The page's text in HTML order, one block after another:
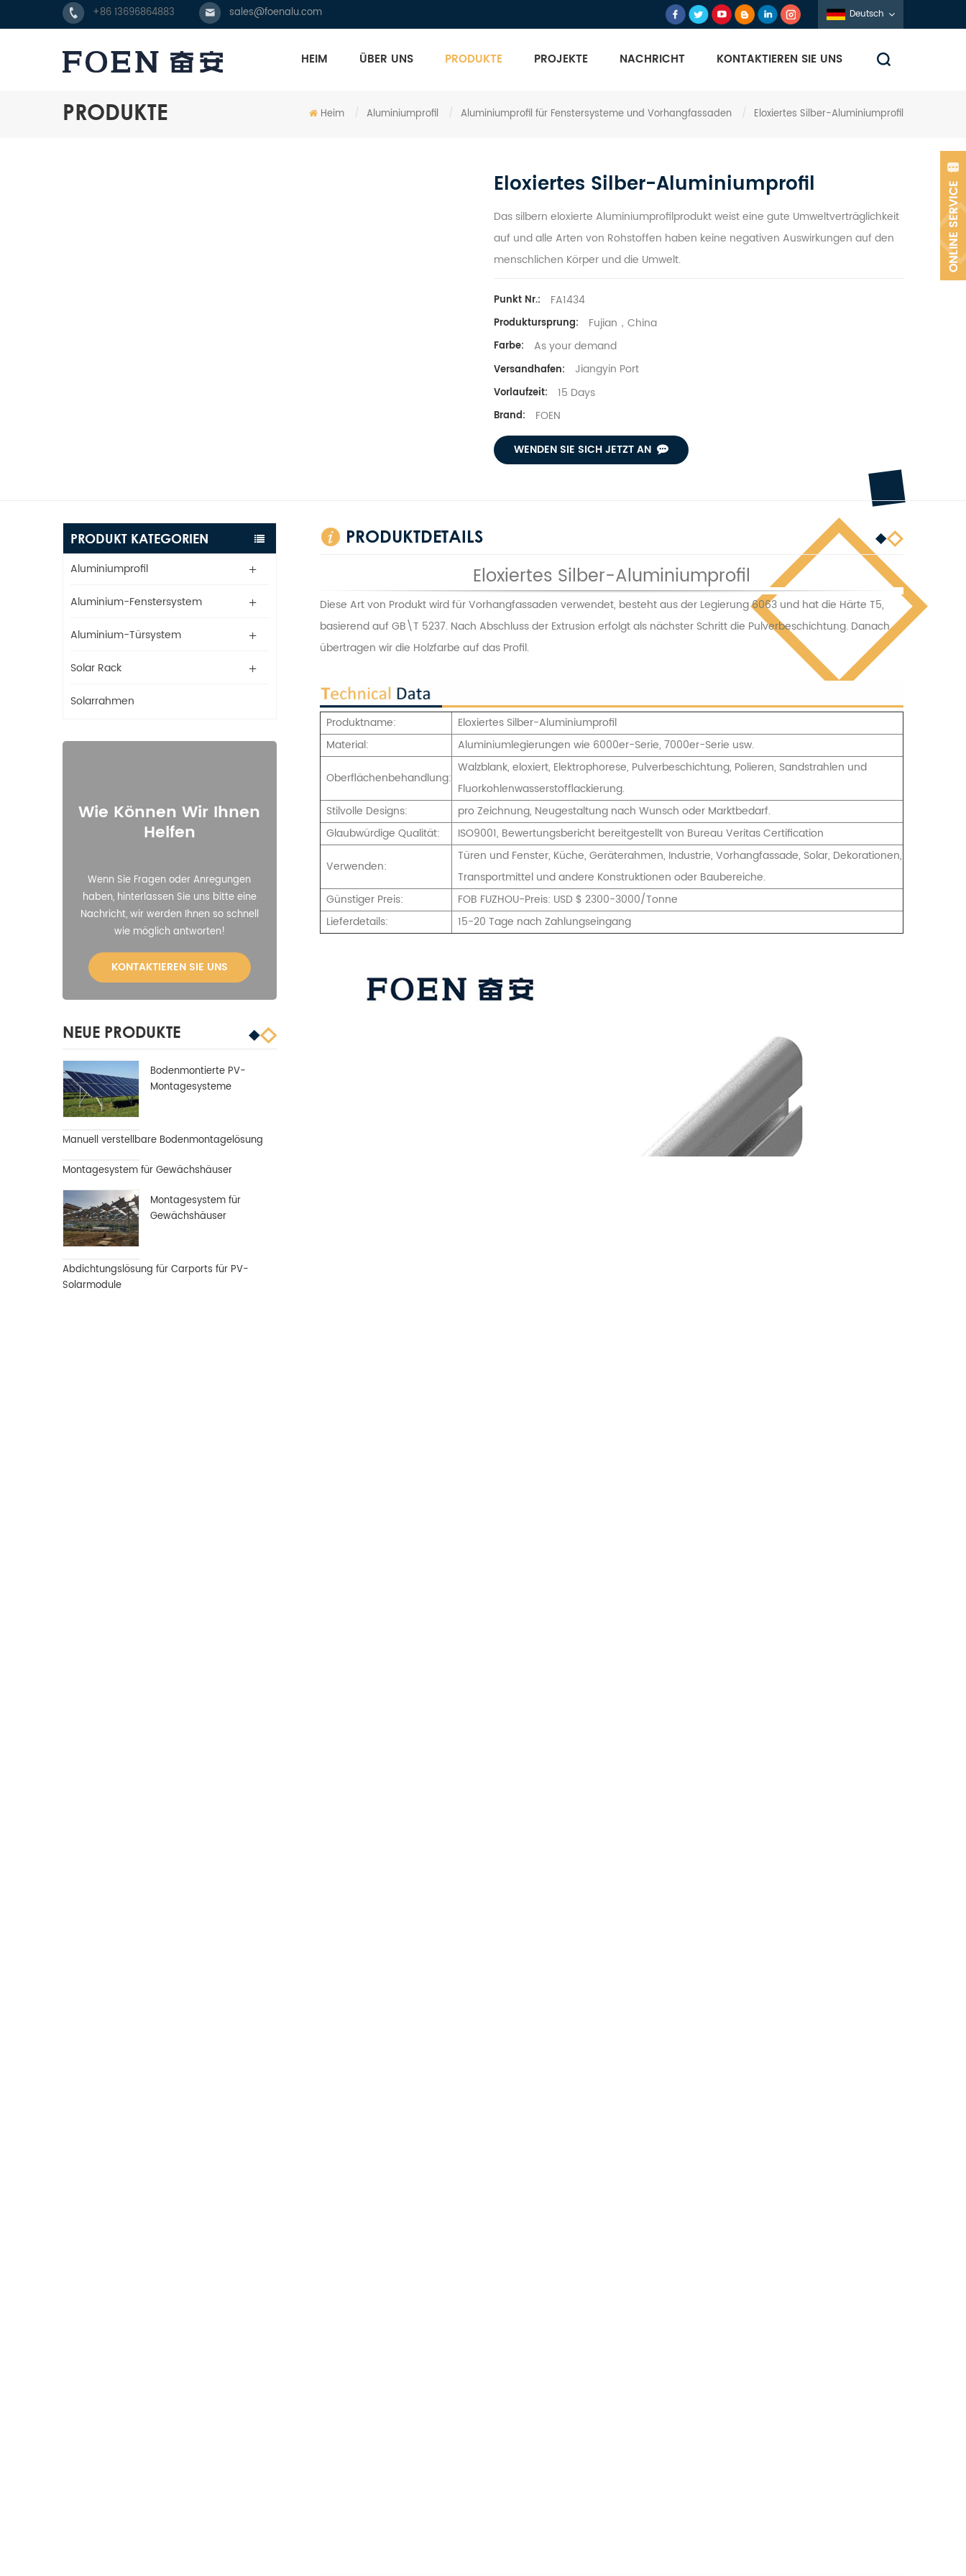
+86 13696864883 sales@foenalu.com Deutsch
HEIM ÜBER UNS PRODUKTE PROJEKTE NACHRICHT KONTAKTIEREN SIE UNS
PRODUKTE Heim / Aluminiumprofil / Aluminiumprofil für Fenstersysteme und Vorhangfassaden / Eloxiertes Silber-Aluminiumprofil
Eloxiertes Silber-Aluminiumprofil
Das silbern eloxierte Aluminiumprofilprodukt weist eine gute Umweltverträglichkeit
auf und alle Arten von Rohstoffen haben keine negativen Auswirkungen auf den
menschlichen Körper und die Umwelt.
Punkt Nr.: FA1434
Produktursprung: Fujian，China
Farbe: As your demand
Versandhafen: Jiangyin Port
Vorlaufzeit: 15 Days
Brand: FOEN
WENDEN SIE SICH JETZT AN
PRODUKT KATEGORIEN
Aluminiumprofil
Aluminium-Fenstersystem
Aluminium-Türsystem
Solar Rack
Solarrahmen
Wie Können Wir Ihnen
Helfen
Wenn Sie Fragen oder Anregungen
haben, hinterlassen Sie uns bitte eine
Nachricht, wir werden Ihnen so schnell
wie möglich antworten!
KONTAKTIEREN SIE UNS
NEUE PRODUKTE
Bodenmontierte PV-
Montagesysteme
Manuell verstellbare Bodenmontagelösung
Montagesystem für Gewächshäuser
Montagesystem für
Gewächshäuser
Abdichtungslösung für Carports für PV-
Solarmodule
PRODUKTDETAILS
Eloxiertes Silber-Aluminiumprofil
Diese Art von Produkt wird für Vorhangfassaden verwendet, besteht aus der Legierung 6063 und hat die Härte T5,
basierend auf GB\T 5237. Nach Abschluss der Extrusion erfolgt als nächster Schritt die Pulverbeschichtung. Danach
übertragen wir die Holzfarbe auf das Profil.
Produktname:
Eloxiertes Silber-Aluminiumprofil
Material:
Aluminiumlegierungen wie 6000er-Serie, 7000er-Serie usw.
Oberflächenbehandlung:
Walzblank, eloxiert, Elektrophorese, Pulverbeschichtung, Polieren, Sandstrahlen und
Fluorkohlenwasserstofflackierung.
Stilvolle Designs:
pro Zeichnung, Neugestaltung nach Wunsch oder Marktbedarf.
Glaubwürdige Qualität:
ISO9001, Bewertungsbericht bereitgestellt von Bureau Veritas Certification
Verwenden:
Türen und Fenster, Küche, Geräterahmen, Industrie, Vorhangfassade, Solar, Dekorationen,
Transportmittel und andere Konstruktionen oder Baubereiche.
Günstiger Preis:
FOB FUZHOU-Preis: USD $ 2300-3000/Tonne
Lieferdetails:
15-20 Tage nach Zahlungseingang